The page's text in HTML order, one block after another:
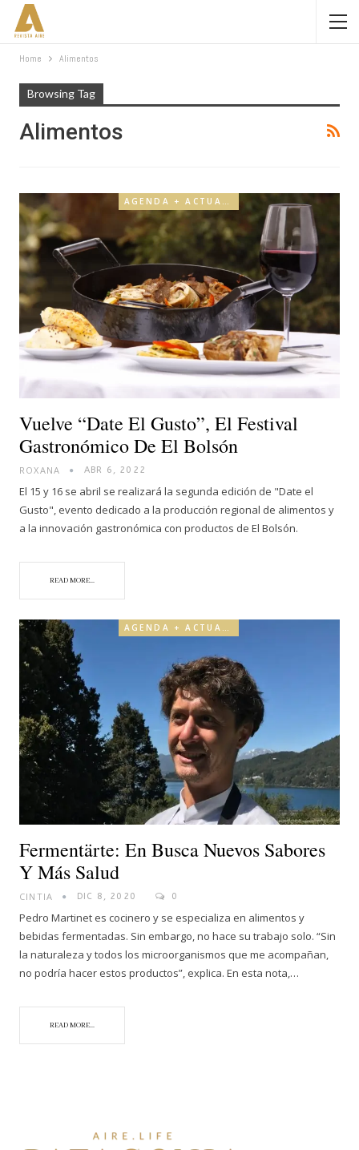
Home Alimentos
Browsing Tag
Alimentos
Vuelve “Date El Gusto”, El Festival
Gastronómico De El Bolsón
ROXANA ABR 6, 2022
El 15 y 16 se abril se realizará la segunda edición de "Date el
Gusto", evento dedicado a la producción regional de alimentos y
a la innovación gastronómica con productos de El Bolsón.
READ MORE...
Fermentärte: En Busca Nuevos Sabores
Y Más Salud
CINTIA DIC 8, 2020 0
Pedro Martinet es cocinero y se especializa en alimentos y
bebidas fermentadas. Sin embargo, no hace su trabajo solo. “Sin
la naturaleza y todos los microorganismos que me acompañan,
no podría hacer estos productos”, explica. En esta nota,…
READ MORE...